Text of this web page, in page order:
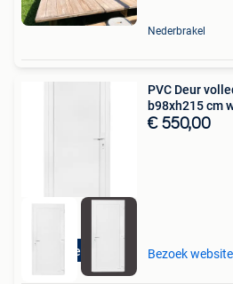
Nederbrakel
Direct leverbaar
PVC Deur
b98xh215 cm
€ 550,00
Bezoek website